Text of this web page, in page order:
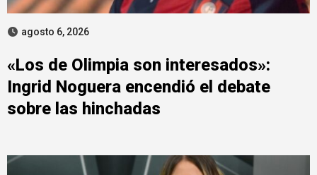
agosto 6, 2026
«Los de Olimpia son interesados»:
Ingrid Noguera encendió el debate
sobre las hinchadas